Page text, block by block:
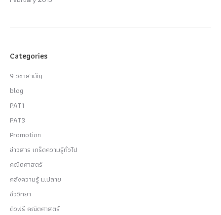
Categories
9 วิชาสามัญ
blog
PAT1
PAT3
Promotion
ข่าวสาร เกร็ดความรู้ทั่วไป
คณิตศาสตร์
คลังความรู้ ม.ปลาย
ชีววิทยา
ติวฟรี คณิตศาสตร์